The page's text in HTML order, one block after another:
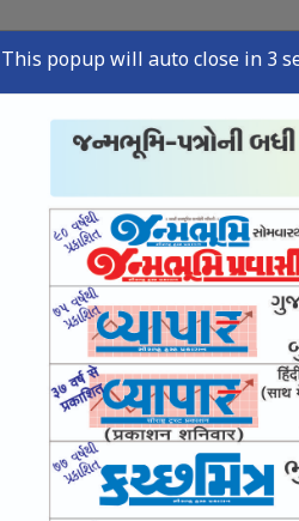
મુખ્ય સમાચાર ક્રાઇમ ન્યુઝ
This popup will auto close in 2
કચ્છનું વણાટકામ એક વારસો અને
August 07, Fri, 2026
શિણાય ડેમથી આદિપુરને પીવાનું